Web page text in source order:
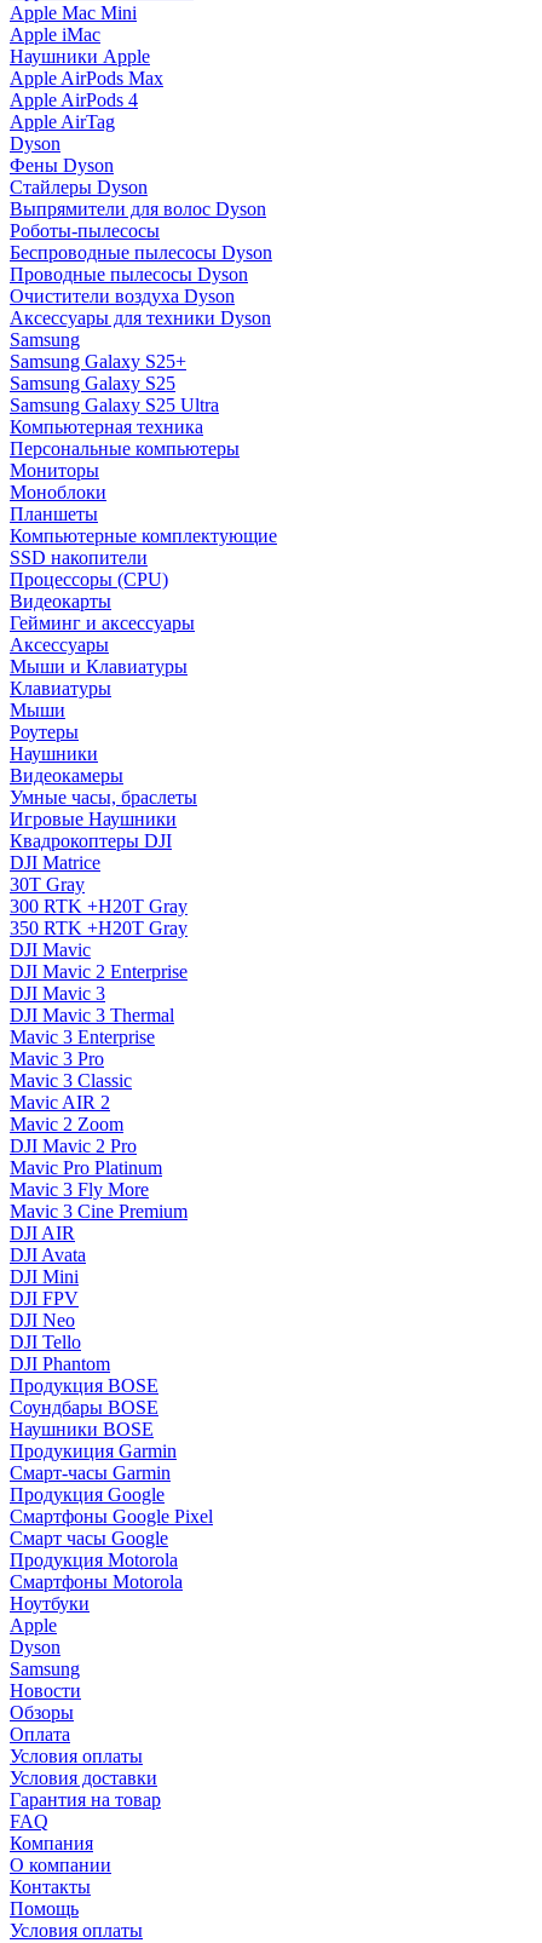
Apple Mac Mini
Apple iMac
Наушники Apple
Apple AirPods Max
Apple AirPods 4
Apple AirTag
Dyson
Фены Dyson
Стайлеры Dyson
Выпрямители для волос Dyson
Роботы-пылесосы
Беспроводные пылесосы Dyson
Проводные пылесосы Dyson
Очистители воздуха Dyson
Аксессуары для техники Dyson
Samsung
Samsung Galaxy S25+
Samsung Galaxy S25
Samsung Galaxy S25 Ultra
Компьютерная техника
Персональные компьютеры
Мониторы
Моноблоки
Планшеты
Компьютерные комплектующие
SSD накопители
Процессоры (CPU)
Видеокарты
Гейминг и аксессуары
Аксессуары
Мыши и Клавиатуры
Клавиатуры
Мыши
Роутеры
Наушники
Видеокамеры
Умные часы, браслеты
Игровые Наушники
Квадрокоптеры DJI
DJI Matrice
30T Gray
300 RTK +H20T Gray
350 RTK +H20T Gray
DJI Mavic
DJI Mavic 2 Enterprise
DJI Mavic 3
DJI Mavic 3 Thermal
Mavic 3 Enterprise
Mavic 3 Pro
Mavic 3 Сlassic
Mavic AIR 2
Mavic 2 Zoom
DJI Mavic 2 Pro
Mavic Pro Platinum
Mavic 3 Fly More
Mavic 3 Cine Premium
DJI AIR
DJI Avata
DJI Mini
DJI FPV
DJI Neo
DJI Tello
DJI Phantom
Продукция BOSE
Соундбары BOSE
Наушники BOSE
Продукиция Garmin
Смарт-часы Garmin
Продукция Google
Смартфоны Google Pixel
Смарт часы Google
Продукция Motorola
Смартфоны Motorola
Ноутбуки
Apple
Dyson
Samsung
Новости
Обзоры
Оплата
Условия оплаты
Условия доставки
Гарантия на товар
FAQ
Компания
О компании
Контакты
Помощь
Условия оплаты